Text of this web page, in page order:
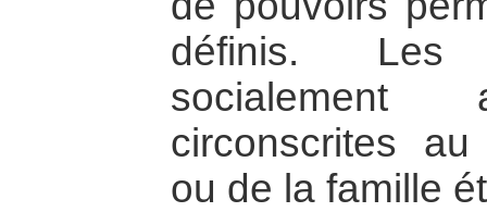
définis. Les
socialement
circonscrites
ou de la famille